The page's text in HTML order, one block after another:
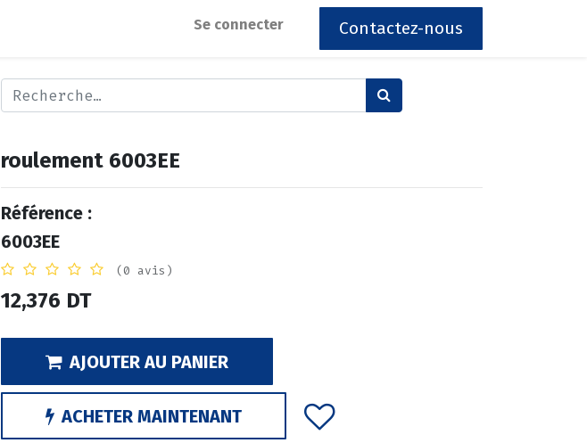
Se connecter Contactez-nous
roulement 6003EE
Référence :
6003EE
(0 avis)
12,376 DT
AJOUTER AU PANIER
ACHETER MAINTENANT